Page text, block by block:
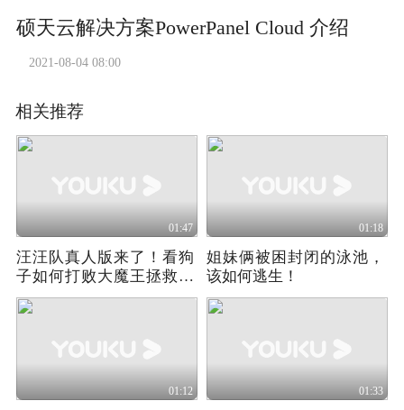
硕天云解决方案PowerPanel Cloud 介绍
2021-08-04 08:00
相关推荐
01:47
汪汪队真人版来了！看狗
子如何打败大魔王拯救世
界！
01:18
姐妹俩被困封闭的泳池，
该如何逃生！
01:12 01:33